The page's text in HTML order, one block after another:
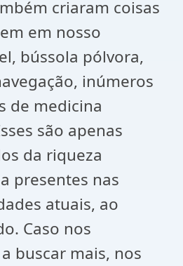
criaram coisas
em nosso
bússola pólvora,
inúmeros
de medicina
são apenas
da riqueza
presentes nas
atuais, ao
Caso nos
buscar mais, nos